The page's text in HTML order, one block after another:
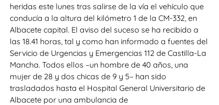
heridas este lunes tras salirse de la vía el vehículo que
conducía a la altura del kilómetro 1 de la CM-332, en
Albacete capital. El aviso del suceso se ha recibido a
las 18.41 horas, tal y como han informado a fuentes del
Servicio de Urgencias y Emergencias 112 de Castilla-La
Mancha. Todos ellos –un hombre de 40 años, una
mujer de 28 y dos chicas de 9 y 5– han sido
trasladados hasta el Hospital General Universitario de
Albacete por una ambulancia de